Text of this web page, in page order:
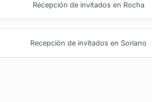
Recepción de invitados en Rocha
Recepción de invitados en Soriano